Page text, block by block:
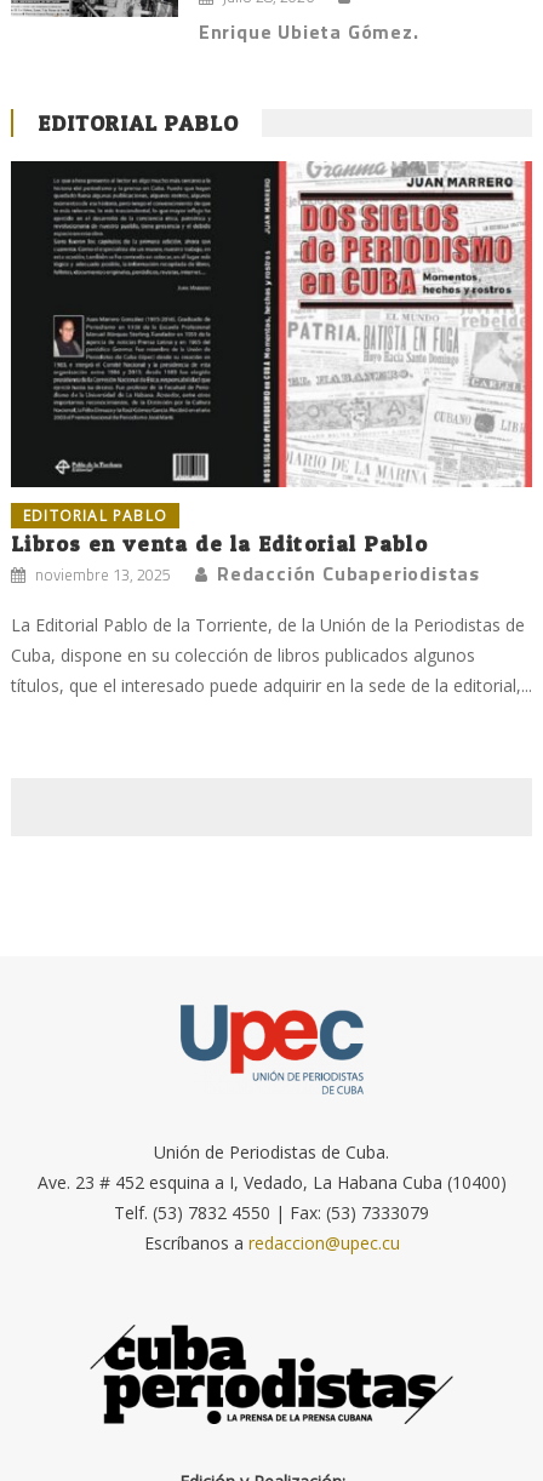
Enrique Ubieta Gómez.
EDITORIAL PABLO
EDITORIAL PABLO
Libros en venta de la Editorial Pablo
noviembre 13, 2025 Redacción Cubaperiodistas
La Editorial Pablo de la Torriente, de la Unión de la Periodistas de
Cuba, dispone en su colección de libros publicados algunos
títulos, que el interesado puede adquirir en la sede de la editorial,...
Unión de Periodistas de Cuba.
Ave. 23 # 452 esquina a I, Vedado, La Habana Cuba (10400)
Telf. (53) 7832 4550 | Fax: (53) 7333079
Escríbanos a redaccion@upec.cu